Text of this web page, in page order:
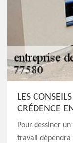
LES
CRÉDENCE
Pour dessiner
travail